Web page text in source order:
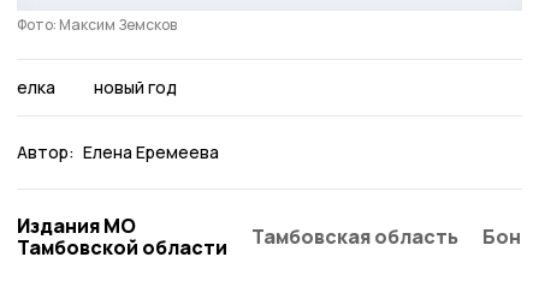
Фото: Максим Земсков
елка новый год
Автор: Елена Еремеева
Издания МО
Тамбовской области
Тамбовская область